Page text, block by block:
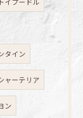
タイン
ャーテリア
ン